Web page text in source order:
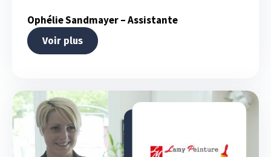
clients. »
Ophélie Sandmayer – Assistante
Voir plus